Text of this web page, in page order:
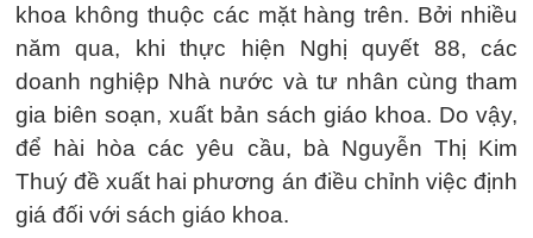
khoa không thuộc các mặt hàng trên. Bởi nhiều
năm qua, khi thực hiện Nghị quyết 88, các
doanh nghiệp Nhà nước và tư nhân cùng tham
gia biên soạn, xuất bản sách giáo khoa. Do vậy,
để hài hòa các yêu cầu, bà Nguyễn Thị Kim
Thuý đề xuất hai phương án điều chỉnh việc định
giá đối với sách giáo khoa.